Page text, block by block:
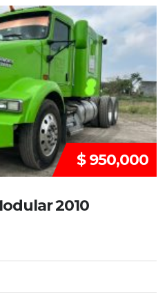
DISPONIBLE
$ 950,000
2010